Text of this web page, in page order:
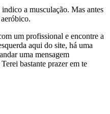
a musculação. Mas antes
um profissional e encontre a
aqui do site, há uma
uma mensagem
bastante prazer em te